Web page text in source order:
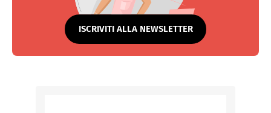
ISCRIVITI ALLA NEWSLETTER